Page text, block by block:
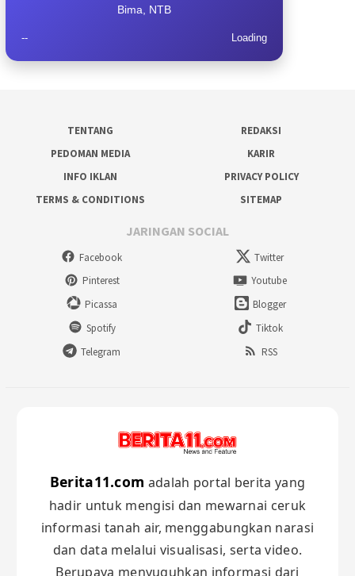
Bima, NTB
-- Loading
TENTANG
REDAKSI
PEDOMAN MEDIA
KARIR
INFO IKLAN
PRIVACY POLICY
TERMS & CONDITIONS
SITEMAP
JARINGAN SOCIAL
Facebook
Twitter
Pinterest
Youtube
Picassa
Blogger
Spotify
Tiktok
Telegram
RSS
Berita11.com adalah portal berita yang
hadir untuk mengisi dan mewarnai ceruk
informasi tanah air, menggabungkan narasi
dan data melalui visualisasi, serta video.
Berupaya menyuguhkan informasi dari